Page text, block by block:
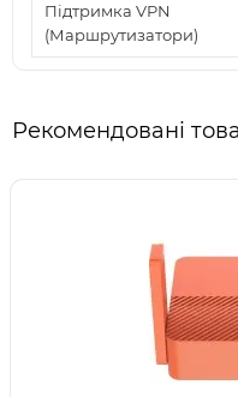
Підтримка VPN
(Маршрутизатори)
Рекомендовані